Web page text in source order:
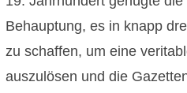
Behauptung, es in knapp
zu schaffen, um eine
auszulösen und die